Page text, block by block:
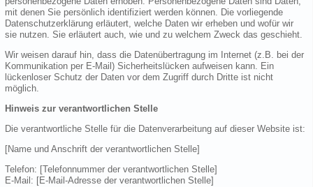
mit denen Sie persönlich identifiziert werden können. Die vorliegende
Datenschutzerklärung erläutert, welche Daten wir erheben und wofür wir
sie nutzen. Sie erläutert auch, wie und zu welchem Zweck das geschieht.
Wir weisen darauf hin, dass die Datenübertragung im Internet (z.B. bei der
Kommunikation per E-Mail) Sicherheitslücken aufweisen kann. Ein
lückenloser Schutz der Daten vor dem Zugriff durch Dritte ist nicht
möglich.
Hinweis zur verantwortlichen Stelle
Die verantwortliche Stelle für die Datenverarbeitung auf dieser Website ist:
[Name und Anschrift der verantwortlichen Stelle]
Telefon: [Telefonnummer der verantwortlichen Stelle]
E-Mail: [E-Mail-Adresse der verantwortlichen Stelle]